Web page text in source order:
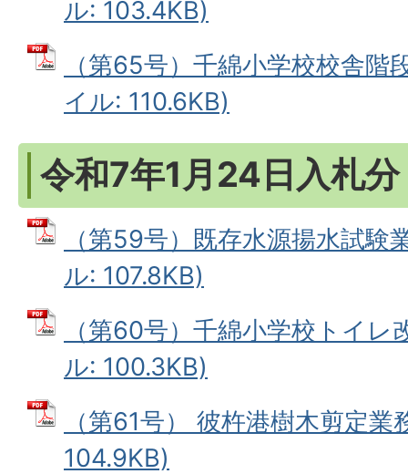
ル: 103.4KB)
（第65号）千綿小学校校舎階
イル: 110.6KB)
令和7年1月24日入札分
（第59号）既存水源揚水試験
ル: 107.8KB)
（第60号）千綿小学校トイ
ル: 100.3KB)
（第61号） 彼杵港樹木剪定
104.9KB)